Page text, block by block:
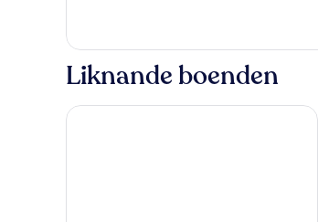
Suite
With
ExtraBed
Liknande boenden
UNA Hotels Decò Roma